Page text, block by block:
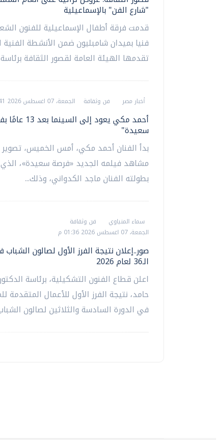
"شارع الفن" بالإسماعيلية
قدمت فرقة أطفال الإسماعيلية للفنون
فنيا بميدان شامبليون ضمن الأنشطة الفنية
تقدمها الهيئة العامة لقصور الثقافة
أخبار مصر فن وثقافة الجمعة، 07 اغسطس 2026 03:41 م
أحمد مكي يعود
سعيدة"
‏بدأ الفنان أحمد مكي، أمس الخميس،
مشاهد فيلمه الجديد «فرصة سعيدة»،
بطولته الفنان ماجد الكدواني، وذلك...
سماء المنياوي
فن وثقافة
الجمعة، 07 اغسطس 2026 01:36 م
صور..إعلان نتيجة الفرز الأول لصالون
الـ36 لعام 2026
اعلن قطاع الفنون التشكيلية، برئاسة
حامد، نتيجة الفرز الأول للأعمال المتقدمة
في الدورة السادسة والثلاثين لصالون